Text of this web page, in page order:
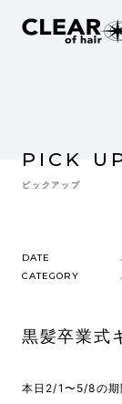
PICK
ピックアップ
DATE
CATEGORY
黒髪卒業式
本日2/1〜5/8の期